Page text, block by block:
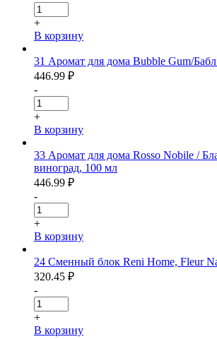
+
В корзину
31 Аромат для дома Bubble Gum/
446.99 ₽
-
+
В корзину
33 Аромат для дома Rosso Nobile /
виноград, 100 мл
446.99 ₽
-
+
В корзину
24 Сменный блок Reni Home, Fleur
320.45 ₽
-
+
В корзину